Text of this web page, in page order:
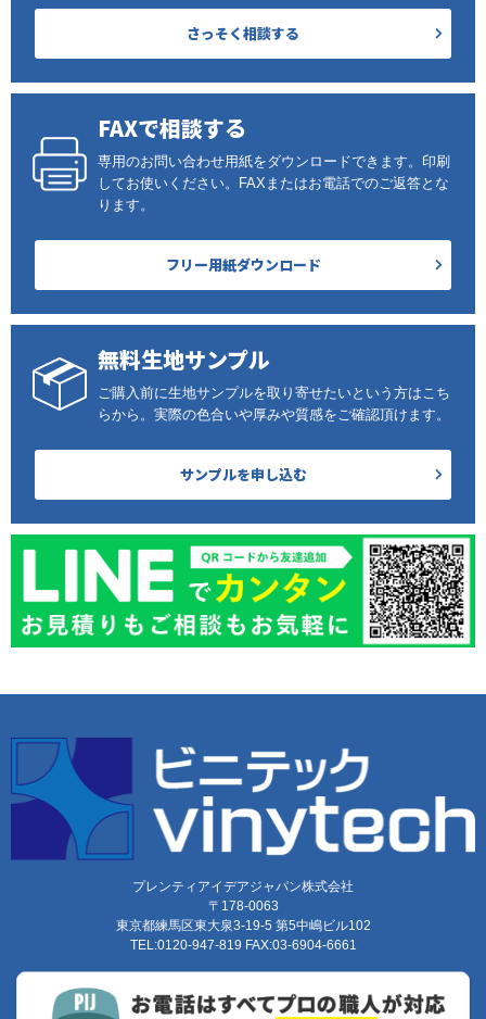
さっそく相談する
FAXで相談する
専用のお問い合わせ用紙をダウンロードできます。印刷
してお使いください。FAXまたはお電話でのご返答とな
ります。
フリー用紙ダウンロード
無料生地サンプル
ご購入前に生地サンプルを取り寄せたいという方はこち
らから。実際の色合いや厚みや質感をご確認頂けます。
サンプルを申し込む
プレンティアイデアジャパン株式会社
〒178-0063
東京都練馬区東大泉3-19-5 第5中嶋ビル102
TEL:0120-947-819 FAX:03-6904-6661